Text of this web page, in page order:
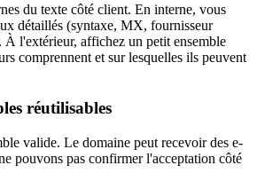
du texte côté client. En interne, vous
détaillés (syntaxe, MX, fournisseur
À l'extérieur, affichez un petit ensemble
comprennent et sur lesquelles ils peuvent
réutilisables
valide. Le domaine peut recevoir des e-
pouvons pas confirmer l'acceptation côté